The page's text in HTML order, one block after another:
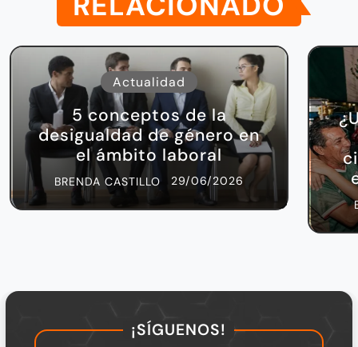
Actualidad
5 conceptos de la
desigualdad de género en
el ámbito laboral
BRENDA CASTILLO 29/06/2026
¡SÍGUENOS!